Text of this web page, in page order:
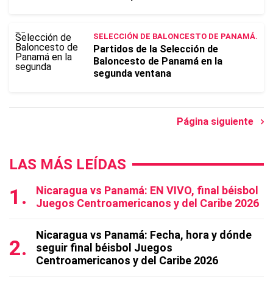
SELECCIÓN DE BALONCESTO DE PANAMÁ.
Partidos de la Selección de
Baloncesto de Panamá en la
segunda ventana
Página siguiente
LAS MÁS LEÍDAS
Nicaragua vs Panamá: EN VIVO, final béisbol
Juegos Centroamericanos y del Caribe 2026
Nicaragua vs Panamá: Fecha, hora y dónde
seguir final béisbol Juegos
Centroamericanos y del Caribe 2026